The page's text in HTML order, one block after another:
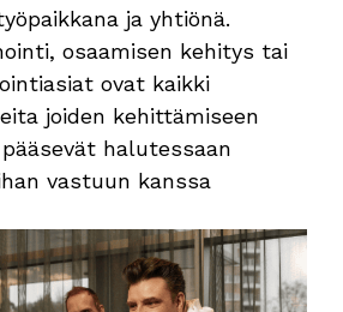
ja yhtiönä.
osaamisen kehitys tai
ovat kaikki
joiden kehittämiseen
halutessaan
vastuun kanssa